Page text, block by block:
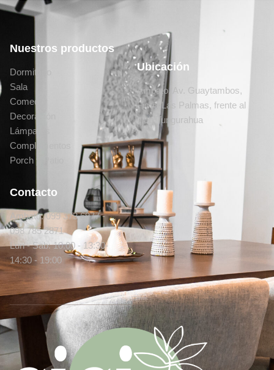
Nuestros productos
Dormitorio
Sala
Comedor
Decoración
Lámparas
Complementos
Porch y Patio
Ubicación
Ambato, Av. Guaytambos,
Ficoa Las Palmas, frente al
club Tungurahua
Contacto
Ambato: 099 373 6977 -
098 785 2871
Lun - Sab: 10:00 - 13:30-
14:30 - 19:00